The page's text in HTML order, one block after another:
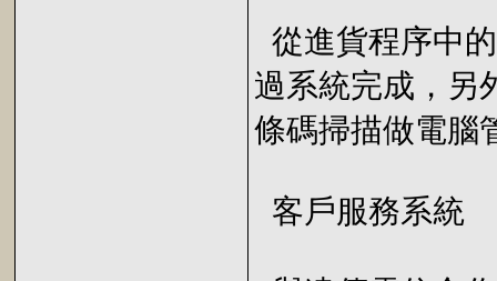
從進貨程序中
過系統完成，另
條碼掃描做電腦
客戶服務系統